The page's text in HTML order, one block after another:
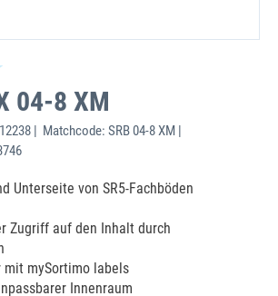
04-8 XM
| Matchcode: SRB 04-8 XM |
Unterseite von SR5-Fachböden
Zugriff auf den Inhalt durch
mit mySortimo labels
Innenraum